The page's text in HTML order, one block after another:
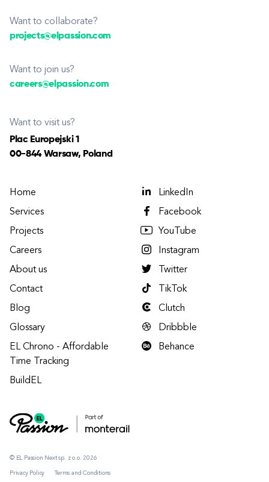
Want to collaborate?
projects@elpassion.com
Want to join us?
careers@elpassion.com
Want to visit us?
Plac Europejski 1
00-844 Warsaw, Poland
© EL Passion Next sp. z o.o. 2026
Privacy Policy Terms and Conditions
Home
Services
Projects
Careers
About us
Contact
Blog
Glossary
EL Chrono - Affordable
Time Tracking
BuildEL
LinkedIn
Facebook
YouTube
Instagram
Twitter
TikTok
Clutch
Dribbble
Behance